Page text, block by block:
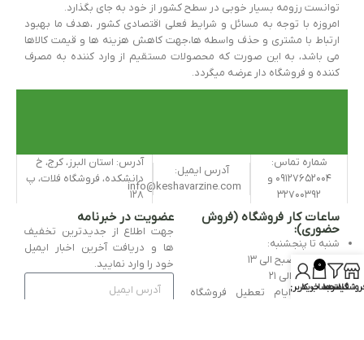
توانست رزومه بسیار خوبی در سطح کشور از خود به جای بگذارد.
امروزه با توجه به مسائل و شرایط فعلی اقتصادی کشور ،هدف ما بهبود
ارتباط با مشتری و حذف واسطه ها،جهت کاهش هزینه ها و قیمت کالاها
می باشد، به این صورت که محصولات مستقیم از وارد کننده به مصرف
کننده و فروشگاه دار عرضه میگردد.
شماره تماس:
۰۹۱۲۷۶۵۲۰۰۴ و
۳۲۷۰۰۳۹۲
آدرس ایمیل:
info@keshavarzine.com
آدرس: استان البرز، کرج، خ
دانشکده، فروشگاه فلات، پ
۱۲۸
ساعات کار فروشگاه (فروش
حضوری):
شنبه تا پنجشنبه:
از ساعت ۹ صبح الی ۱۳
از ساعت ۱۶ الی ۲۱
جمعه و ایام تعطیل فروشگاه
عضویت در خبرنامه
جهت اطلاع از جدیدترین تخفیف
ها و دریافت آخرین اخبار ایمیل
خود را وارد نمایید.
فیلترها
0
سبد خرید
حساب کاربری من